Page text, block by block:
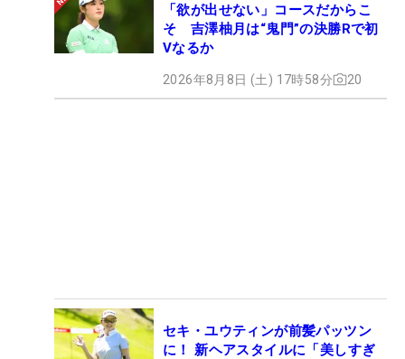
「欲が出せない」コースだからこ
そ 吉澤柚月は“鬼門”の決勝Rで初
Vなるか
2026年8月8日 (土) 17時58分 20
セキ・ユウティンが前髪パッツン
に！ 新ヘアスタイルに「美しすぎ